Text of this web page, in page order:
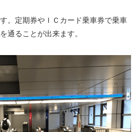
。定期券やＩＣカード乗車券で乗車
通ることが出来ます。